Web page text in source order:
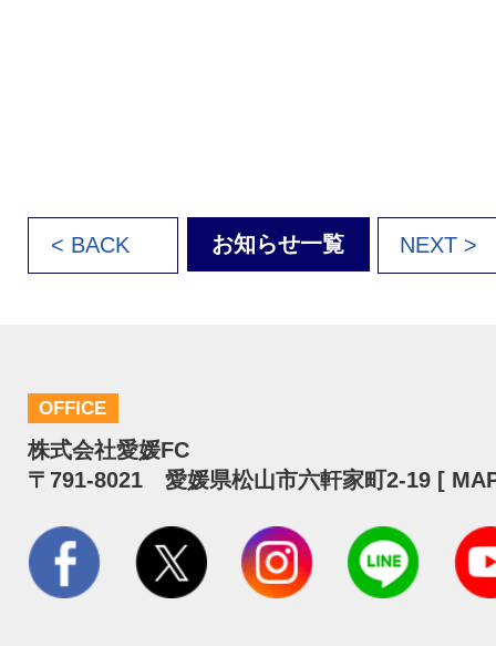
< BACK お知らせ一覧 NEXT >
OFFICE
株式会社愛媛FC
〒791-8021 愛媛県松山市六軒家町2-19 [